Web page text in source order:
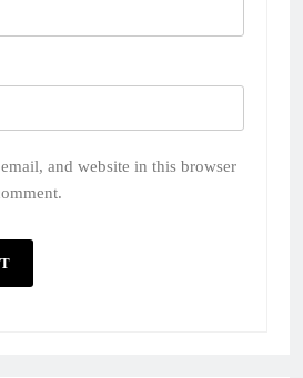
and website in this browser